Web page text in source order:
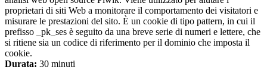
proprietari di siti Web a monitorare il comportamento dei visitatori e
misurare le prestazioni del sito. È un cookie di tipo pattern, in cui il
prefisso _pk_ses è seguito da una breve serie di numeri e lettere, che
si ritiene sia un codice di riferimento per il dominio che imposta il
cookie.
Durata: 30 minuti